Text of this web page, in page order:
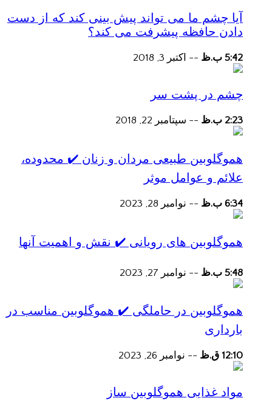
آیا چشم ما می تواند پیش بینی کند که از دست
دادن حافظه پیشرفت می کند؟
5:42 ب.ظ -- اکتبر 3, 2018
چشم در پشت سر
2:23 ب.ظ -- سپتامبر 22, 2018
هموگلوبین طبیعی مردان و زنان ✔️ محدوده،
علائم و عوامل موثر
6:34 ب.ظ -- نوامبر 28, 2023
هموگلوبین های رویانی ✔️ نقش و اهمیت آنها
5:48 ب.ظ -- نوامبر 27, 2023
هموگلوبین در حاملگی ✔️ هموگلوبین مناسب در
بارداری
12:10 ق.ظ -- نوامبر 26, 2023
مواد غذایی هموگلوبین ساز